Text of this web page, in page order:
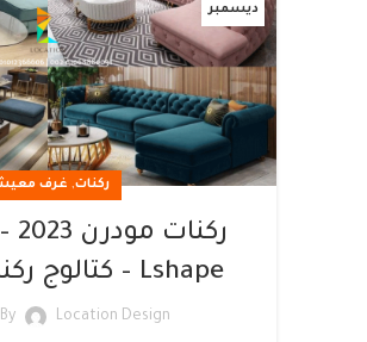
ديسمبر
ركنات, غرف
Lshape – كتالوج ركنات Ushape
By Location Design